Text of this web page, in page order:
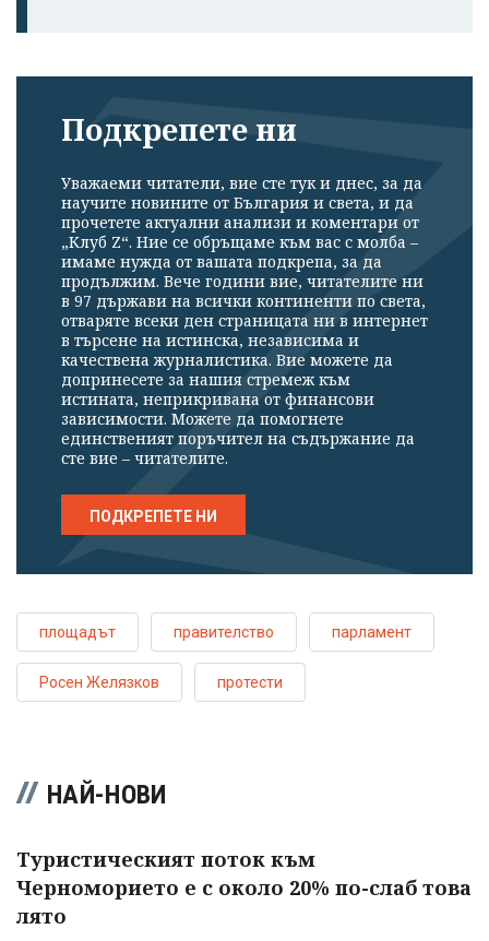
Подкрепете ни
Уважаеми читатели, вие сте тук и днес, за да
научите новините от България и света, и да
прочетете актуални анализи и коментари от
„Клуб Z“. Ние се обръщаме към вас с молба –
имаме нужда от вашата подкрепа, за да
продължим. Вече години вие, читателите ни
в 97 държави на всички континенти по света,
отваряте всеки ден страницата ни в интернет
в търсене на истинска, независима и
качествена журналистика. Вие можете да
допринесете за нашия стремеж към
истината, неприкривана от финансови
зависимости. Можете да помогнете
единственият поръчител на съдържание да
сте вие – читателите.
ПОДКРЕПЕТЕ НИ
площадът правителство парламент
Росен Желязков протести
НАЙ-НОВИ
Туристическият поток към
Черноморието е с около 20% по-слаб това
лято